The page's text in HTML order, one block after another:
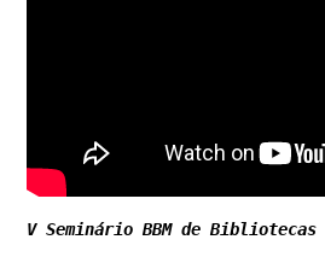
V Seminário BBM de